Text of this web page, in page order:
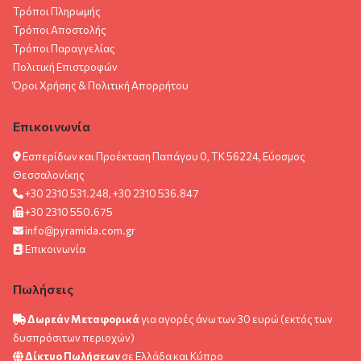
Τρόποι Πληρωμής
Τρόποι Αποστολής
Τρόποι Παραγγελίας
Πολιτική Επιστροφών
Όροι Χρήσης & Πολιτική Aπορρήτου
Επικοινωνία
Εσπερίδων και Προέκταση Παπάγου 0, ΤΚ 56224, Εύοσμος
Θεσσαλονίκης
+30 2310 531.248, +30 2310 536.847
+30 2310 550.675
info@pyramida.com.gr
Επικοινωνία
Πωλήσεις
Δωρεάν Μεταφορικάγια αγορές άνω των 30 ευρώ (εκτός των
δυσπρόσιτων περιοχών)
Δίκτυο Πωλήσεωνσε Ελλάδα και Κύπρο